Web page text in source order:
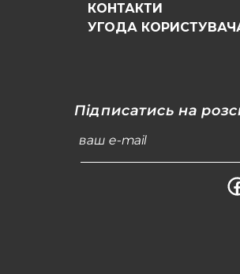
КОНТАКТИ
УГОДА
Підписатись на
ваш e-mail